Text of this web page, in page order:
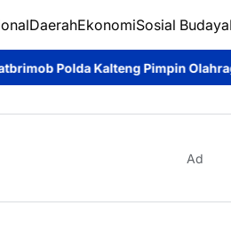
DaerahEkonomiSosial Budaya
Olahraga Pagi Bersama
Ad